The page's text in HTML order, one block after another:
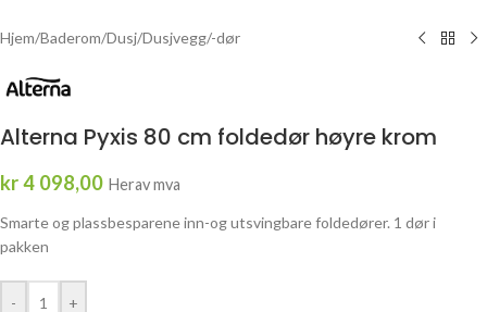
Hjem/Baderom/Dusj/Dusjvegg/-dør
Alterna Pyxis 80 cm foldedør høyre krom
kr4 098,00 Herav mva
Smarte og plassbesparene inn-og utsvingbare foldedører. 1 dør i
pakken
- +